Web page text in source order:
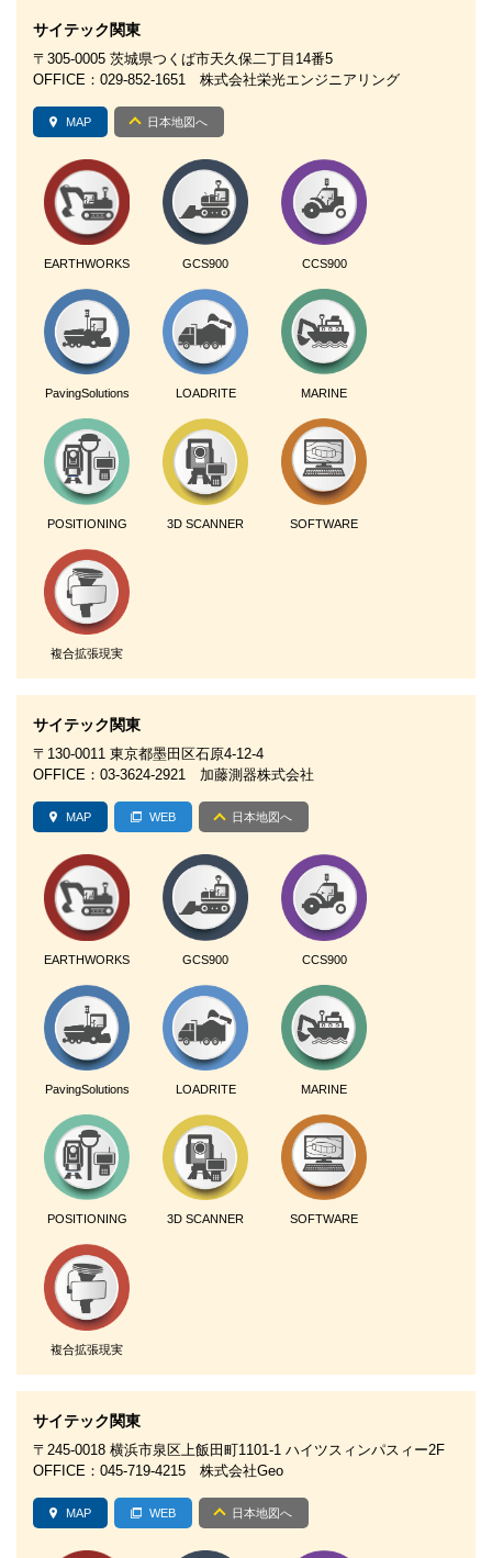
サイテック関東
〒305-0005 茨城県つくば市天久保二丁目14番5
OFFICE：029-852-1651 株式会社栄光エンジニアリング
MAP 日本地図へ
EARTHWORKS GCS900 CCS900
PavingSolutions LOADRITE MARINE
POSITIONING 3D SCANNER SOFTWARE
複合拡張現実
サイテック関東
〒130-0011 東京都墨田区石原4-12-4
OFFICE：03-3624-2921 加藤測器株式会社
MAP WEB 日本地図へ
EARTHWORKS GCS900 CCS900
PavingSolutions LOADRITE MARINE
POSITIONING 3D SCANNER SOFTWARE
複合拡張現実
サイテック関東
〒245-0018 横浜市泉区上飯田町1101-1 ハイツスィンパスィー2F
OFFICE：045-719-4215 株式会社Geo
MAP WEB 日本地図へ